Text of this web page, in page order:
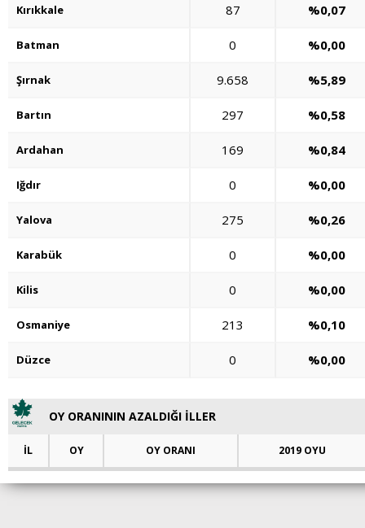
Kırıkkale 87 %0,07
Batman 0 %0,00
Şırnak 9.658 %5,89
Bartın 297 %0,58
Ardahan 169 %0,84
Iğdır 0 %0,00
Yalova 275 %0,26
Karabük 0 %0,00
Kilis 0 %0,00
Osmaniye 213 %0,10
Düzce 0 %0,00
OY ORANININ AZALDIĞI İLLER
İL OY OY ORANI 2019 OYU